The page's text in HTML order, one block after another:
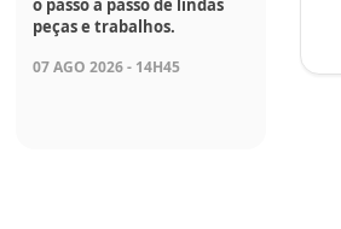
o passo a passo de lindas
peças e trabalhos.
07 AGO 2026 - 14H45